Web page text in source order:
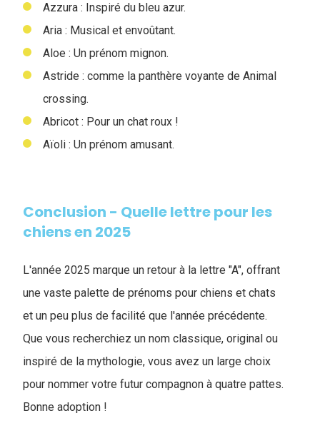
Azzura : Inspiré du bleu azur.
Aria : Musical et envoûtant.
Aloe : Un prénom mignon.
Astride : comme la panthère voyante de Animal
crossing.
Abricot : Pour un chat roux !
Aïoli : Un prénom amusant.
Conclusion - Quelle lettre pour les
chiens en 2025
L'année 2025 marque un retour à la lettre "A", offrant
une vaste palette de prénoms pour chiens et chats
et un peu plus de facilité que l'année précédente.
Que vous recherchiez un nom classique, original ou
inspiré de la mythologie, vous avez un large choix
pour nommer votre futur compagnon à quatre pattes.
Bonne adoption !